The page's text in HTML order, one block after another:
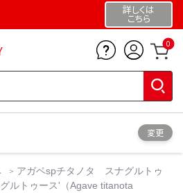
詳しくは
こちら
0
変更
アガベspチタノタ スナグルトゥ
ルトゥース'（Agave titanota